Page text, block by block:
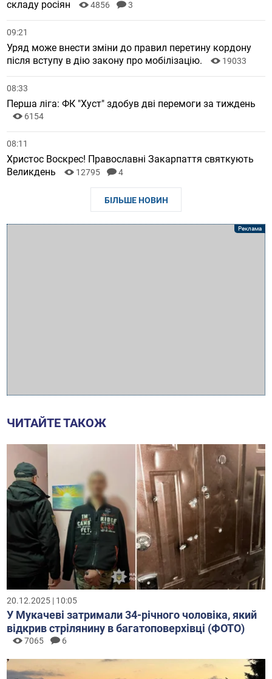
складу росіян 4856 3
09:21
Уряд може внести зміни до правил перетину кордону
після вступу в дію закону про мобілізацію.
19033
08:33
Перша ліга: ФК "Хуст" здобув дві перемоги за тиждень
6154
08:11
Христос Воскрес! Православні Закарпаття святкують
Великдень
12795 4
БІЛЬШЕ НОВИН
ЧИТАЙТЕ ТАКОЖ
20.12.2025 | 10:05
У Мукачеві затримали 34-річного чоловіка, який
відкрив стрілянину в багатоповерхівці (ФОТО)
7065 6